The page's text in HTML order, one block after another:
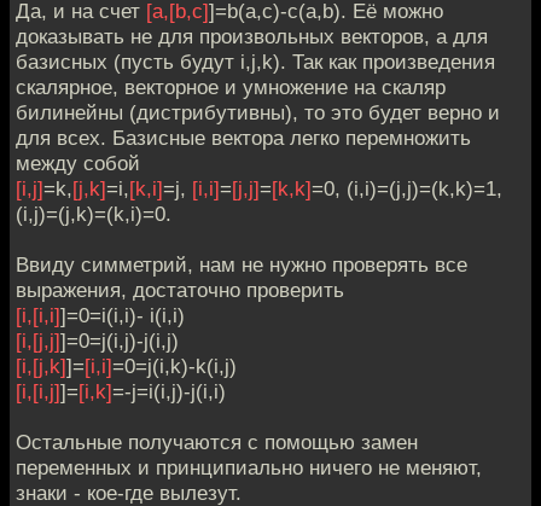
Да, и на счет [a,[b,c]]=b(a,c)-c(a,b). Её можно
доказывать не для произвольных векторов, а для
базисных (пусть будут i,j,k). Так как произведения
скалярное, векторное и умножение на скаляр
билинейны (дистрибутивны), то это будет верно и
для всех. Базисные вектора легко перемножить
между собой
[i,j]=k,[j,k]=i,[k,i]=j, [i,i]=[j,j]=[k,k]=0, (i,i)=(j,j)=(k,k)=1,
(i,j)=(j,k)=(k,i)=0.
Ввиду симметрий, нам не нужно проверять все
выражения, достаточно проверить
[i,[i,i]]=0=i(i,i)- i(i,i)
[i,[j,j]]=0=j(i,j)-j(i,j)
[i,[j,k]]=[i,i]=0=j(i,k)-k(i,j)
[i,[i,j]]=[i,k]=-j=i(i,j)-j(i,i)
Остальные получаются с помощью замен
переменных и принципиально ничего не меняют,
знаки - кое-где вылезут.